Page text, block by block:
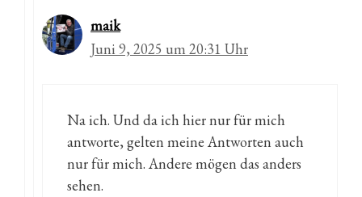
maik
Juni 9, 2025 um 20:31 Uhr
Na ich. Und da ich hier nur für mich
antworte, gelten meine Antworten auch
nur für mich. Andere mögen das anders
sehen.